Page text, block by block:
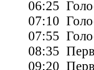
06:25
07:10
07:55
08:35
09:20